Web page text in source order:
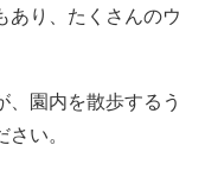
あり、たくさんのウ
、園内を散歩するう
い。